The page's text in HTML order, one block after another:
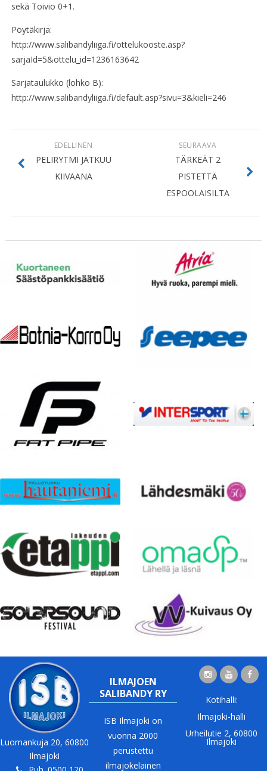
sekä Toivio 0+1.
Pöytäkirja:
http://www.salibandyliiga.fi/ottelukooste.asp?
sarjaId=5&ottelu_id=1236163642
Sarjataulukko (lohko B):
http://www.salibandyliiga.fi/default.asp?sivu=3&kieli=246
SEURAAVA
TÄRKEÄT 2
PISTETTÄ
ESPOOLAISILTA
EDELLINEN
PELIRYTMI JATKUU
KIIVAANA
Luomankuja 20, 60800
Ilmajoki
ILMAJOEN
SALIBANDY RY
ISB Ilmajoki on
vuonna 2000
perustettu
ilmajokelainen
Kotihalli:
Ilmajoki-halli
Urheilutie 2, 60800
Ilmajoki